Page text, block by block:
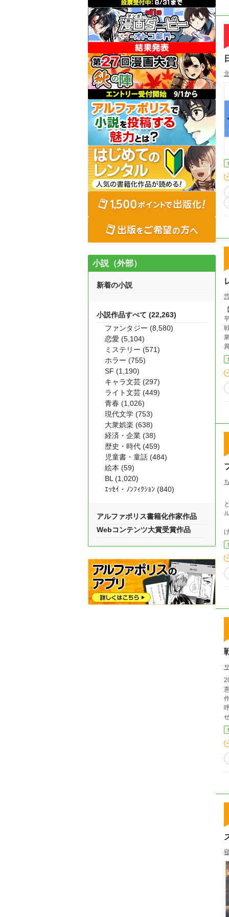
化
小説（外部）
新着の小説
小説作品すべて (22,263)
ファンタジー (8,580)
恋愛 (5,104)
ミステリー (571)
ホラー (755)
SF (1,190)
キャラ文芸 (297)
ライト文芸 (449)
青春 (1,026)
現代文学 (753)
大衆娯楽 (638)
経済・企業 (38)
歴史・時代 (459)
児童書・童話 (484)
絵本 (59)
BL (1,020)
ｴｯｾｲ・ﾉﾝﾌｨｸｼｮﾝ (840)
アルファポリス書籍化作家作品
Webコンテンツ大賞受賞作品